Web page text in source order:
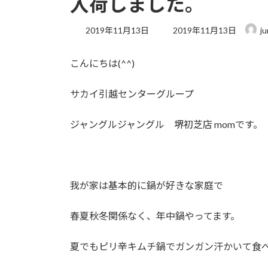
2019年11月13日
最
:
2019年11月13日
こんにちは(^^)
サカイ引越センターグループ
ジャングルジャングル 堺初芝店 momです。
我が家は基本的に鍋が好きな家庭で
春夏秋冬関係なく、年中鍋やってます。
夏でもピリ辛キムチ鍋でガンガン汗かいて食